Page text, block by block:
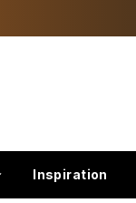
Inspiration